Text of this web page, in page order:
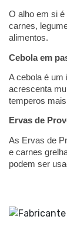
O alho em si
carnes,
alimentos.
Cebola em
A cebola é um
acrescenta
temperos
Ervas de
As Ervas de
e carnes
podem ser